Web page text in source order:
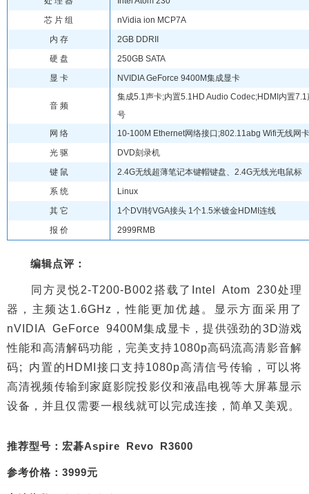
芯 片 组
nVidia ion MCP7A
内 存
2GB DDRII
硬 盘
250GB SATA
显 卡
NVIDIA GeForce 9400M集成显卡
音 频
集成5.1声卡;内置5.1HD Audio Codec;HDMI内置7.1
号
网 络
10-100M Ethernet网络接口;802.11abg Wifi无线网卡
光 驱
DVD刻录机
键 鼠
2.4G无线超薄笔记本键帽键盘、2.4G无线光电鼠标
系 统
Linux
其 它
1个DVI转VGA接头 1个1.5米镀金HDMI连线
报 价
2999RMB
编辑点评：
同方灵悦2-T200-B002搭载了Intel Atom 230处理
器，主频达1.6GHz，性能更加优越。显示方面采用了
nVIDIA GeForce 9400M集成显卡，提供强劲的3D游戏
性能和高清解码功能，完美支持1080p高码流高清影音解
码; 内置的HDMI接口支持1080p高清信号传输，可以将
高清视频传输到家庭影院投影仪和液晶电视等大屏幕显示
设备，并且仅需要一根线就可以完成连接，简单又美观。
推荐型号：宏碁Aspire Revo R3600
参考价格：3999元